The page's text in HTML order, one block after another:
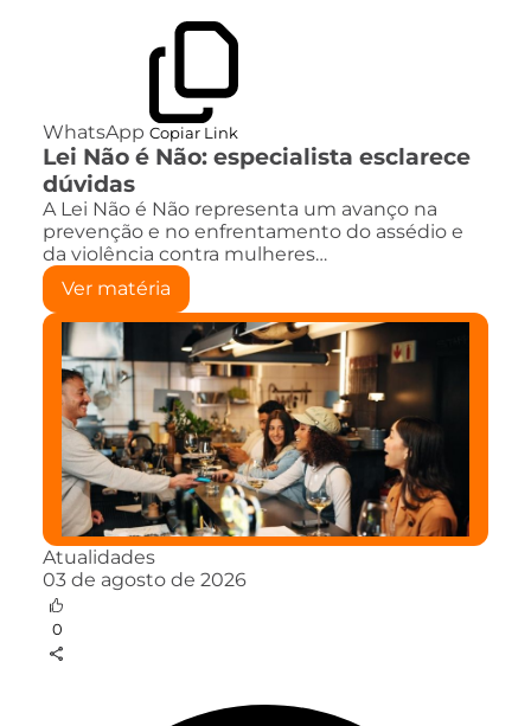
WhatsApp Copiar Link
Lei Não é Não: especialista esclarece
dúvidas
A Lei Não é Não representa um avanço na
prevenção e no enfrentamento do assédio e
da violência contra mulheres…
Ver matéria
Atualidades
03 de agosto de 2026
0